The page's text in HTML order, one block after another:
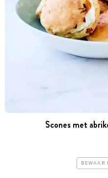
Scones met
BEWAAR